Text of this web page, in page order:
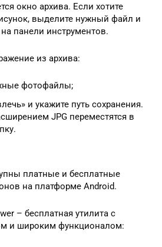
окно архива. Если хотите
выделите нужный файл и
панели инструментов.
из архива:
фотофайлы;
и укажите путь сохранения.
JPG переместятся в
платные и бесплатные
на платформе Android.
– бесплатная утилита с
и широким функционалом: